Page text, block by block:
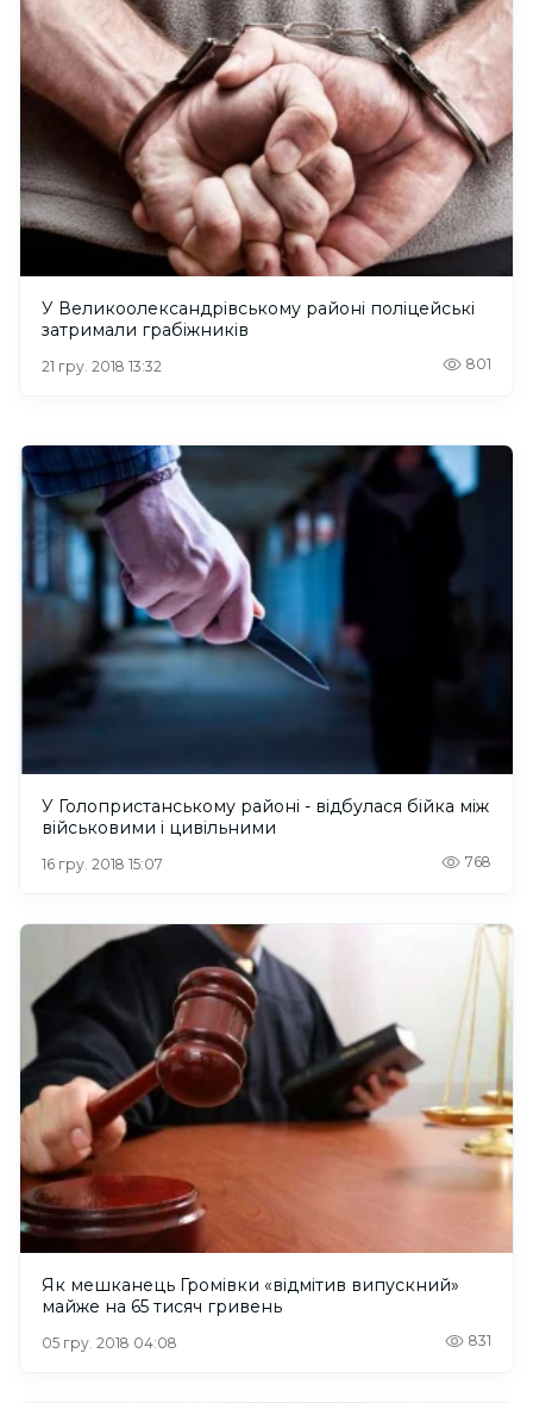
У Великоолександрівському районі поліцейські
затримали грабіжників
21 гру. 2018 13:32 801
У Голопристанському районі - відбулася бійка між
військовими і цивільними
16 гру. 2018 15:07 768
Як мешканець Громівки «відмітив випускний»
майже на 65 тисяч гривень
05 гру. 2018 04:08 831